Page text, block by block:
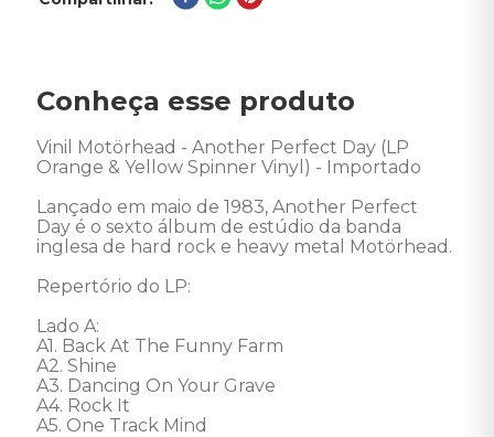
Conheça esse produto
Vinil Motörhead - Another Perfect Day (LP
Orange & Yellow Spinner Vinyl) - Importado
Lançado em maio de 1983, Another Perfect
Day é o sexto álbum de estúdio da banda
inglesa de hard rock e heavy metal Motörhead.
Repertório do LP:
Lado A:
A1. Back At The Funny Farm
A2. Shine
A3. Dancing On Your Grave
A4. Rock It
A5. One Track Mind